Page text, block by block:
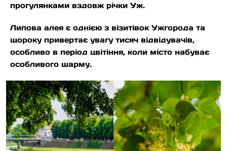
прогулянками вздовж річки Уж.
Липова алея є однією з візитівок Ужгорода та
щороку привертає увагу тисяч відвідувачів,
особливо в період цвітіння, коли місто набуває
особливого шарму.